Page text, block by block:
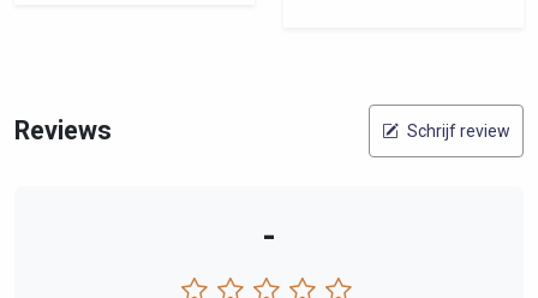
Reviews Schrijf review
-